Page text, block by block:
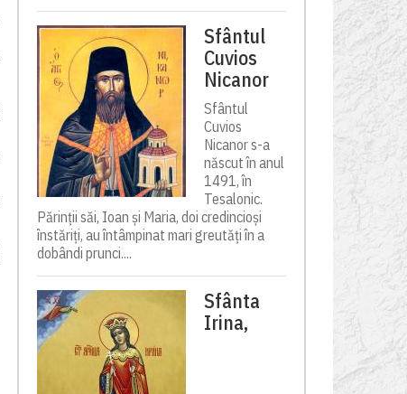
Sfântul
Cuvios
Nicanor
Sfântul
Cuvios
Nicanor s-a
născut în anul
1491, în
Tesalonic.
Părinții săi, Ioan și Maria, doi credincioși
înstăriți, au întâmpinat mari greutăți în a
dobândi prunci....
Sfânta
Irina,